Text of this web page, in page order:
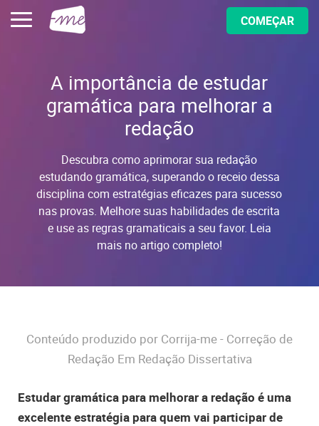
COMEÇAR
A importância de estudar
gramática para melhorar a
redação
Descubra como aprimorar sua redação
estudando gramática, superando o receio dessa
disciplina com estratégias eficazes para sucesso
nas provas. Melhore suas habilidades de escrita
e use as regras gramaticais a seu favor. Leia
mais no artigo completo!
Conteúdo produzido por Corrija-me - Correção de
Redação Em Redação Dissertativa
Estudar gramática para melhorar a redação é uma
excelente estratégia para quem vai participar de